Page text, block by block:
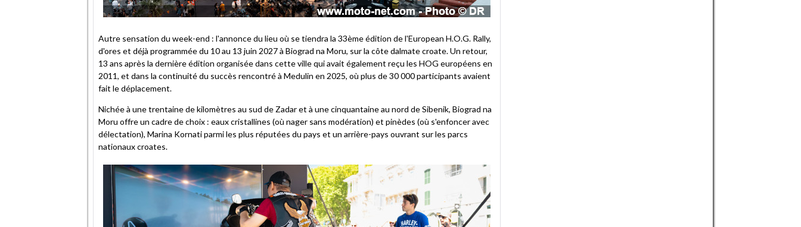
Autre sensation du week-end : l'annonce du lieu où se tiendra la 33ème édition de l'European H.O.G. Rally,
d'ores et déjà programmée du 10 au 13 juin 2027 à Biograd na Moru, sur la côte dalmate croate. Un retour,
13 ans après la dernière édition organisée dans cette ville qui avait également reçu les HOG européens en
2011, et dans la continuité du succès rencontré à Medulin en 2025, où plus de 30 000 participants avaient
fait le déplacement.
Nichée à une trentaine de kilomètres au sud de Zadar et à une cinquantaine au nord de Sibenik, Biograd na
Moru offre un cadre de choix : eaux cristallines (où nager sans modération) et pinèdes (où s'enfoncer avec
délectation), Marina Kornati parmi les plus réputées du pays et un arrière-pays ouvrant sur les parcs
nationaux croates.